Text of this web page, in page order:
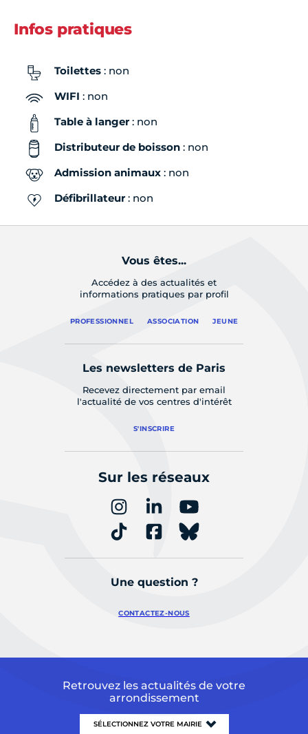
Infos pratiques
Toilettes : non
WIFI : non
Table à langer: non
Distributeur de boisson : non
Admission animaux : non
Défibrillateur: non
Vous êtes...
Accédez à des actualités et
informations pratiques par profil
PROFESSIONNEL ASSOCIATION JEUNE
Les newsletters de Paris
Recevez directement par email
l'actualité de vos centres d'intérêt
S'INSCRIRE
Sur les réseaux
Une question ?
CONTACTEZ-NOUS
Retrouvez les actualités de votre
arrondissement